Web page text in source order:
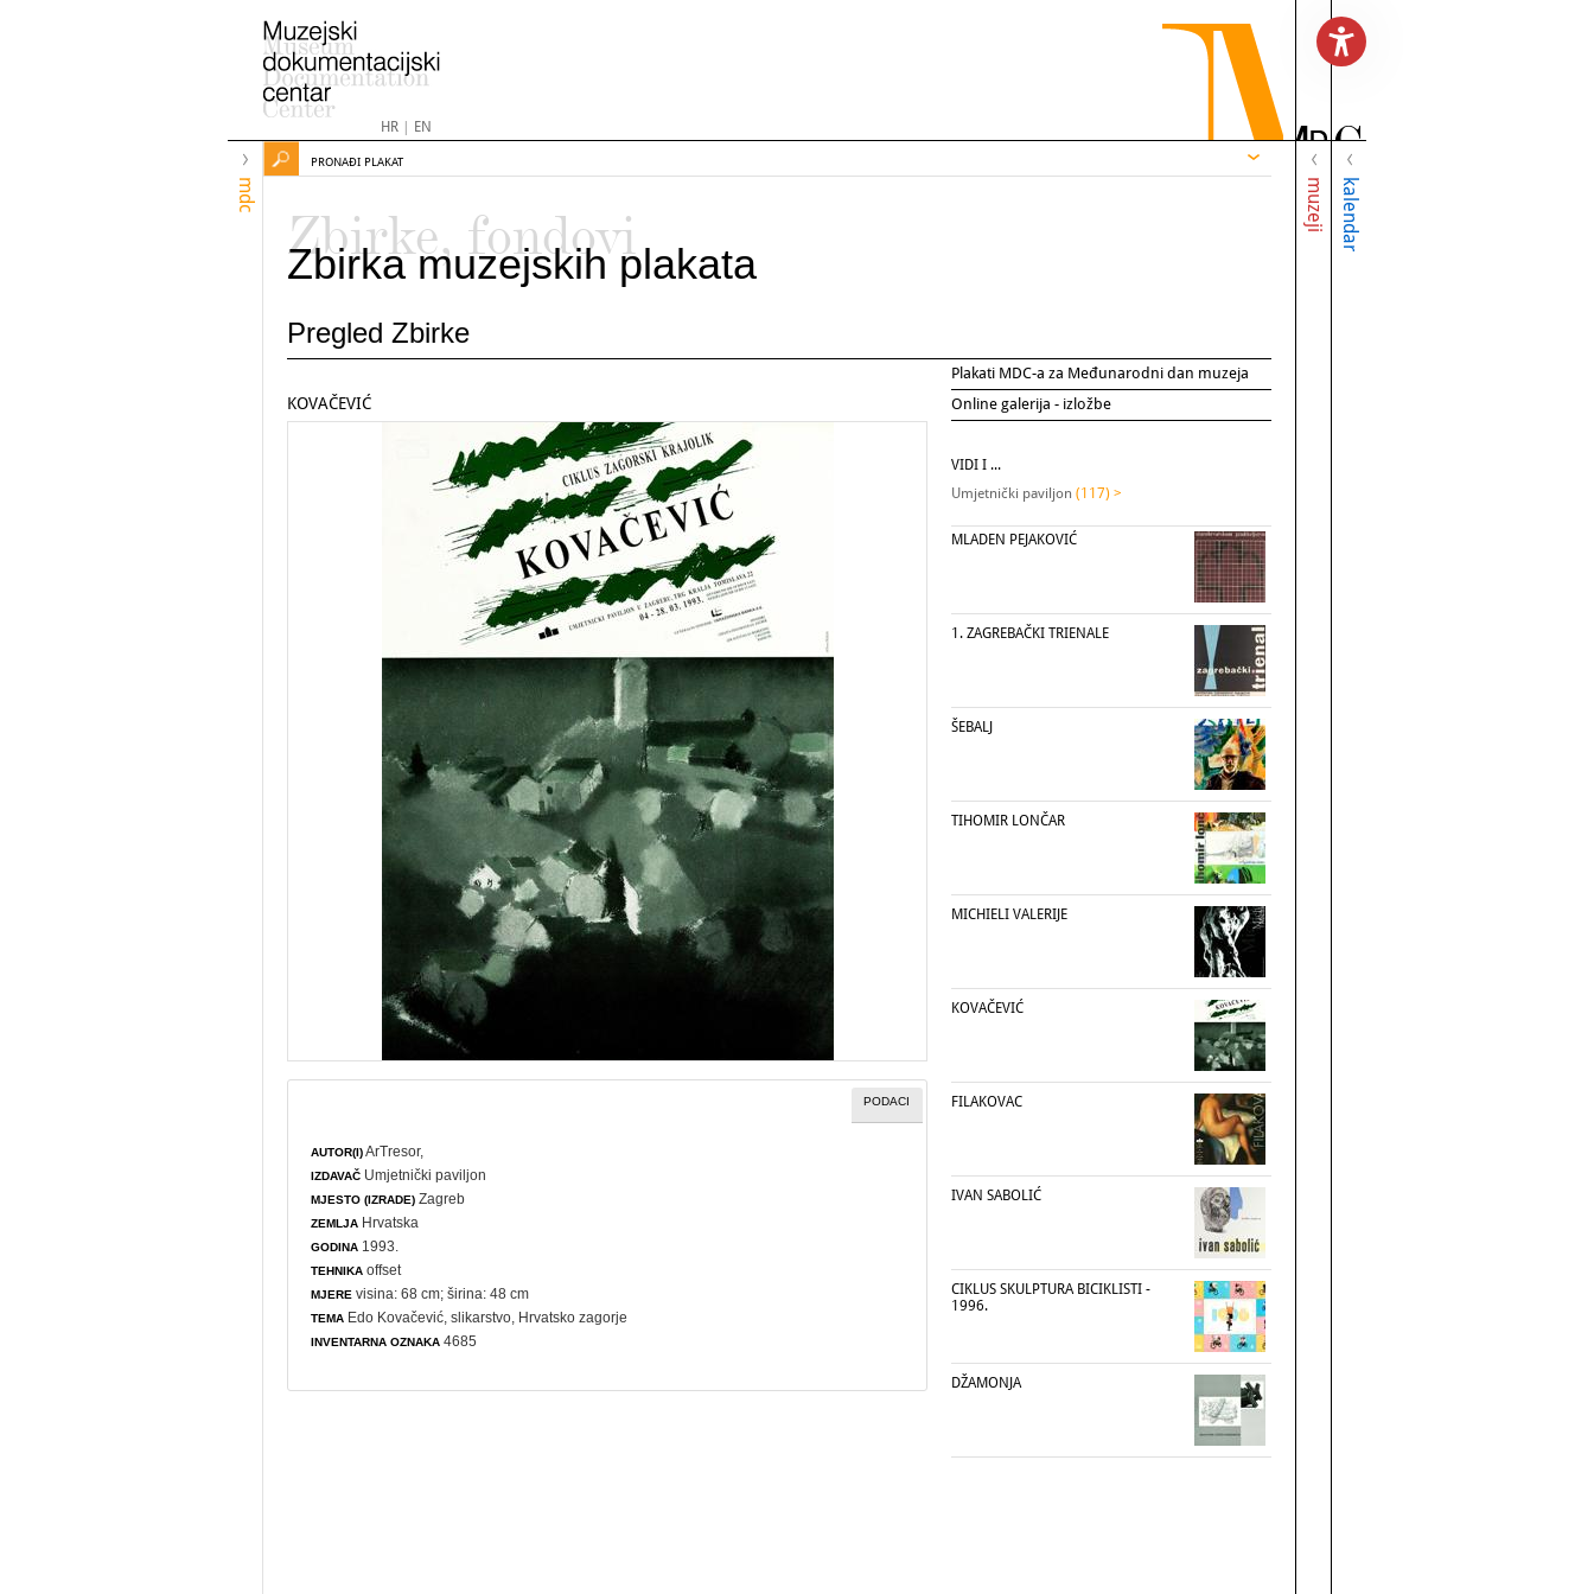
HR| EN
mdc muzeji kalendar
PRONAĐI PLAKAT
Zbirke, fondovi
Zbirka muzejskih plakata
Pregled Zbirke
Plakati MDC-a za Međunarodni dan muzeja
Online galerija - izložbe
KOVAČEVIĆ
PODACI
AUTOR(I)ArTresor,
IZDAVAČ Umjetnički paviljon
MJESTO (IZRADE) Zagreb
ZEMLJA Hrvatska
GODINA 1993.
TEHNIKA offset
MJERE visina: 68 cm; širina: 48 cm
TEMA Edo Kovačević,slikarstvo , Hrvatsko zagorje
INVENTARNA OZNAKA 4685
VIDI I ...
Umjetnički paviljon (117) >
MLADEN PEJAKOVIĆ
1. ZAGREBAČKI TRIENALE
ŠEBALJ
TIHOMIR LONČAR
MICHIELI VALERIJE
KOVAČEVIĆ
FILAKOVAC
IVAN SABOLIĆ
CIKLUS SKULPTURA BICIKLISTI -
1996.
DŽAMONJA